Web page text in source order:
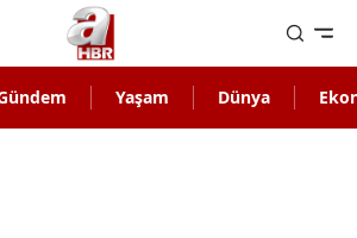
Yaşam Dünya